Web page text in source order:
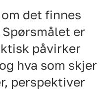
det finnes
er
påvirker
hva som skjer
perspektiver